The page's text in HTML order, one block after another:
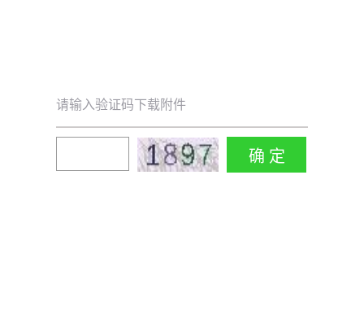
请输入验证码下载附件